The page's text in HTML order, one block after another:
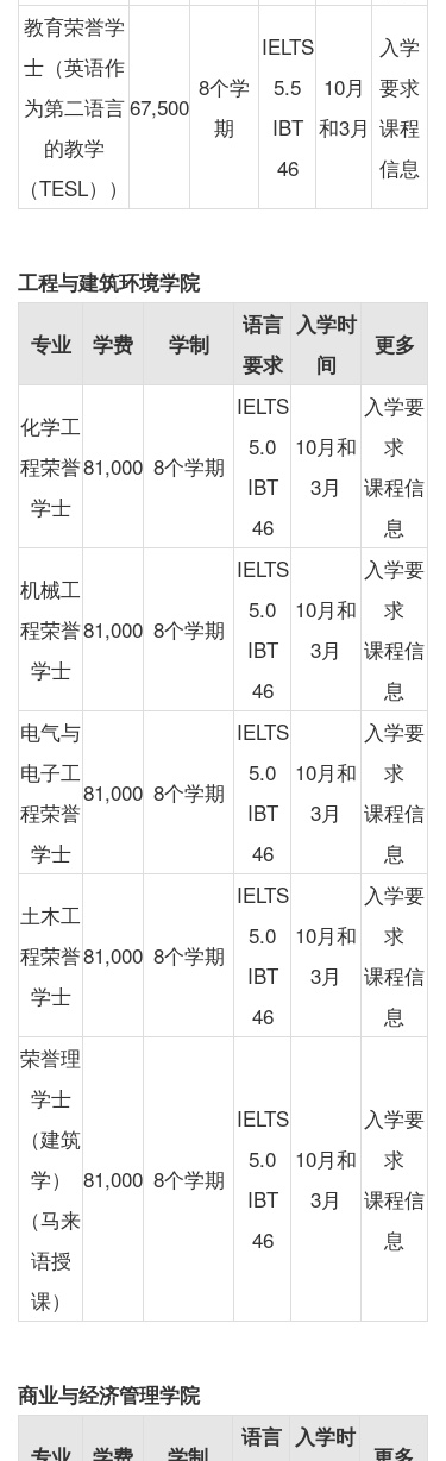
教育荣誉学
士（英语作
为第二语言
的教学
（TESL））
67,500
8个学
期
IELTS
5.5
IBT
46
10月
和3月
入学
要求
课程
信息
工程与建筑环境学院
专业 学费 学制
语言
要求
入学时
间
更多
化学工
程荣誉
学士
81,000 8个学期
IELTS
5.0
IBT
46
10月和
3月
入学要
求
课程信
息
机械工
程荣誉
学士
81,000 8个学期
IELTS
5.0
IBT
46
10月和
3月
入学要
求
课程信
息
电气与
电子工
程荣誉
学士
81,000 8个学期
IELTS
5.0
IBT
46
10月和
3月
入学要
求
课程信
息
土木工
程荣誉
学士
81,000 8个学期
IELTS
5.0
IBT
46
10月和
3月
入学要
求
课程信
息
荣誉理
学士
（建筑
学）
（马来
语授
课）
81,000 8个学期
IELTS
5.0
IBT
46
10月和
3月
入学要
求
课程信
息
商业与经济管理学院
语言 入学时